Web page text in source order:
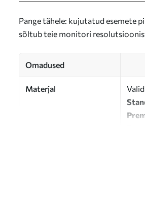
Pange tähele: kujutatud esemete
sõltub teie monitori
Omadused
Materjal